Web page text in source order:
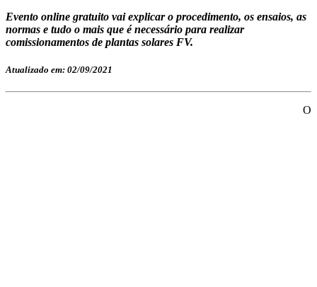
Evento online gratuito vai explicar o procedimento, os ensaios, as
normas e tudo o mais que é necessário para realizar
comissionamentos de plantas solares FV.
Atualizado em: 02/09/2021
O